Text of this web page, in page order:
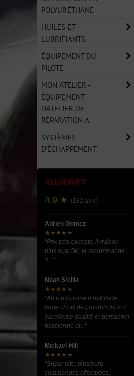
POLYURÉTHANE
HUILES ET
LUBRIFIANTS
ÉQUIPEMENT DU
PILOTE
MON ATELIER -
ÉQUIPEMENT
D'ATELIER DE
RÉPARATION A
SYSTÈMES
D'ÉCHAPPEMENT
ALL4DRIFT
4.9 ★ (182 avis)
Adrien Gomez
★★★★★
"Prix très corrects, livraison
plus que OK, je recommande
?..."
Noah Sicilia
★★★★★
"Au top comme d habitude,
large choix de produits tous d
excellente qualité et personnel
passionné et..."
Mickael Hill
★★★★★
"Super site, plusieurs
commandes effectuées,